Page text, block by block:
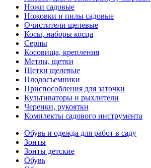
Ножи садовые
Ножовки и пилы садовые
Очистители щелевые
Косы, наборы косца
Серпы
Косовища, крепления
Метлы, щетки
Щетки щелевые
Плодосъемники
Приспособления для заточки
Культиваторы и рыхлители
Черенки, рукоятки
Комплекты садового инструмента
Обувь и одежда для работ в саду
Зонты
Зонты детские
Обувь